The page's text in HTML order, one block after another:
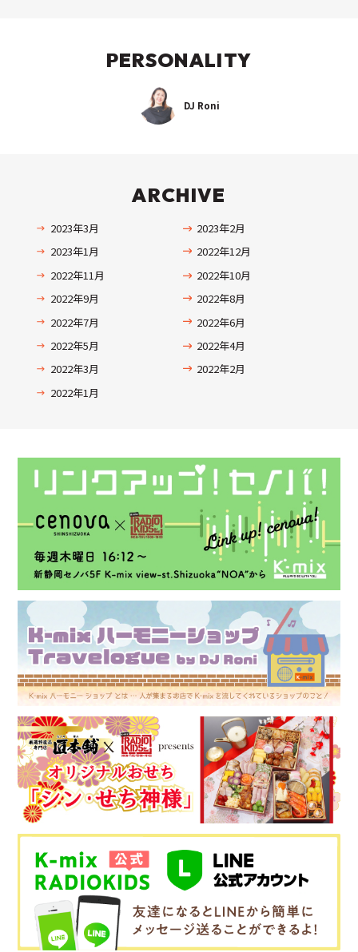
PERSONALITY
DJ Roni
ARCHIVE
2023年3月
2023年2月
2023年1月
2022年12月
2022年11月
2022年10月
2022年9月
2022年8月
2022年7月
2022年6月
2022年5月
2022年4月
2022年3月
2022年2月
2022年1月